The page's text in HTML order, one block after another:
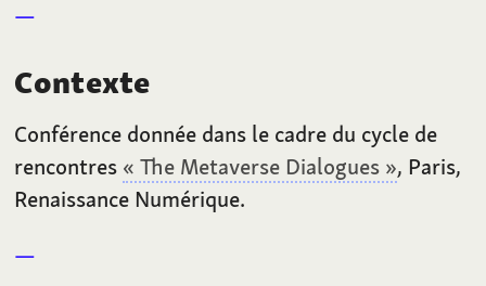
Contexte
Conférence donnée dans le cadre du cycle de
rencontres « The Metaverse Dialogues », Paris,
Renaissance Numérique.